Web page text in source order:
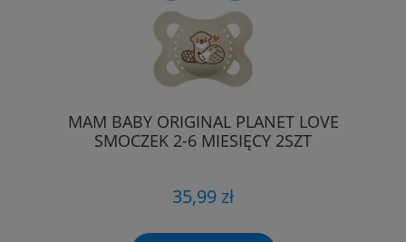
MAM BABY ORIGINAL PLANET LOVE
SMOCZEK 2-6 MIESIĘCY 2SZT
35,99 zł